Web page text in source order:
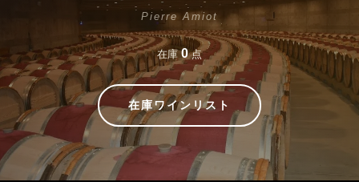
Pierre Amiot
在庫0点
在庫ワインリスト